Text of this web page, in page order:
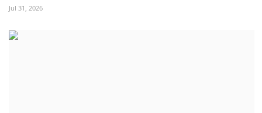
Jul 31, 2026